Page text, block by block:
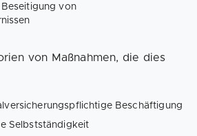
von
von Maßnahmen, die dies
Beschäftigung
Selbstständigkeit